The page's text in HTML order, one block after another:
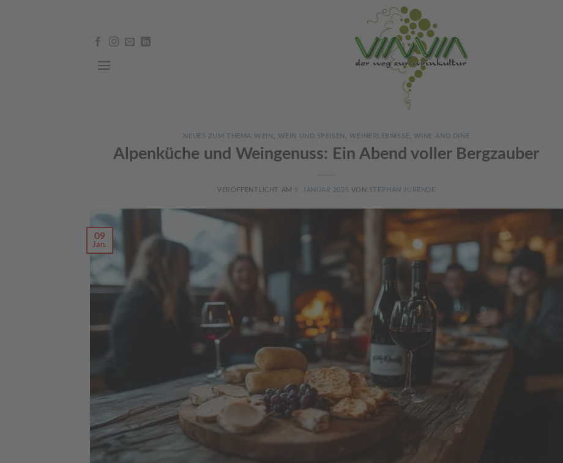
NEUES ZUM THEMA WEIN WEIN UND SPEISEN WEINERLEBNISSE WINE AND DINE
Alpenküche und Weingenuss: Ein Abend voller Bergzauber
VERÖFFENTLICHT AM 9. JANUAR 2025 VON STEPHAN JURENDE
09
Jan.